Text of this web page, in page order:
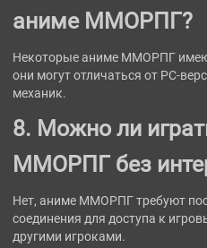
аниме ММОРПГ?
Некоторые аниме ММОРПГ
они могут отличаться от PC-
механик.
8. Можно ли
ММОРПГ без
Нет, аниме ММОРПГ требуют
соединения для доступа к
другими игроками.